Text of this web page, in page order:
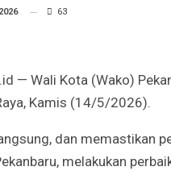
63
— Wali Kota (Wako)
Kamis (14/5/2026).
dan memastikan
melakukan